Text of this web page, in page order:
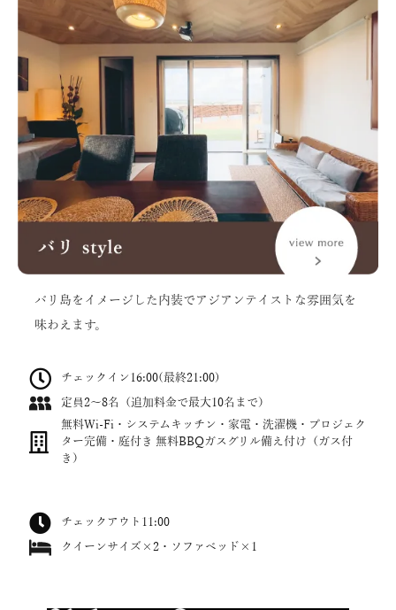
バリ島をイメージした内装でアジアンテイストな雰囲気を
味わえます。
チェックイン16:00(最終21:00)
定員2〜8名（追加料金で最大10名まで）
無料Wi-Fi・システムキッチン・家電・洗濯機・プロジェク
ター完備・庭付き 無料BBQガスグリル備え付け（ガス付
き）
チェックアウト11:00
クイーンサイズ×2・ソファベッド×1